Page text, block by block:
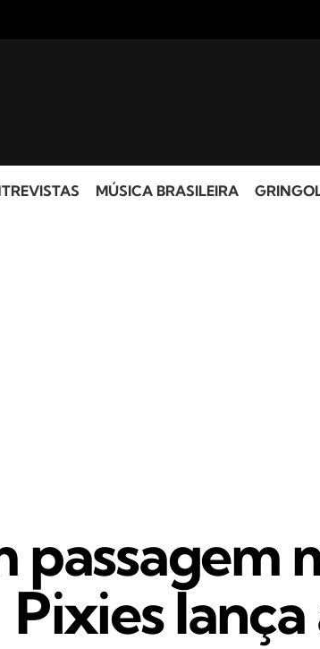
MÚSICA BRASILEIRA
passagem
Pixies